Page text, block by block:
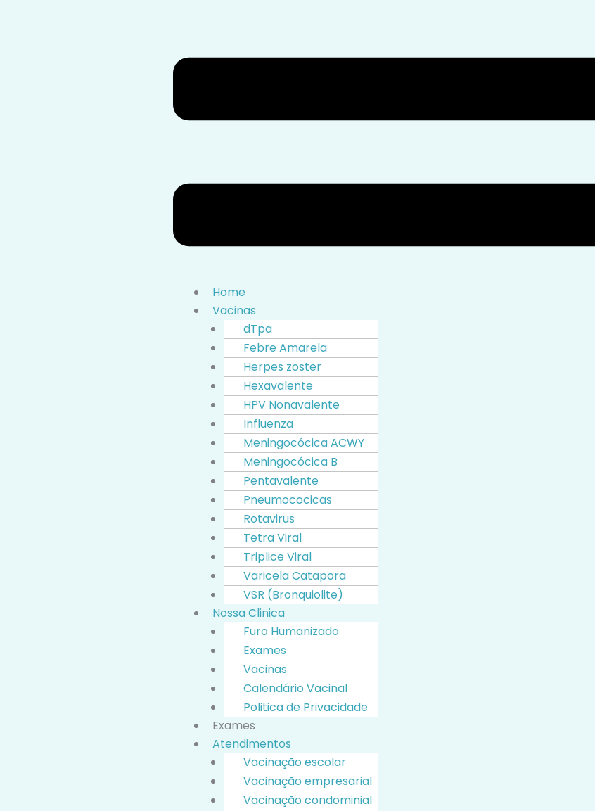
Home
Vacinas
dTpa
Febre Amarela
Herpes zoster
Hexavalente
HPV Nonavalente
Influenza
Meningocócica ACWY
Meningocócica B
Pentavalente
Pneumococicas
Rotavirus
Tetra Viral
Triplice Viral
Varicela Catapora
VSR (Bronquiolite)
Nossa Clinica
Furo Humanizado
Exames
Vacinas
Calendário Vacinal
Politica de Privacidade
Exames
Atendimentos
Vacinação escolar
Vacinação empresarial
Vacinação condominial